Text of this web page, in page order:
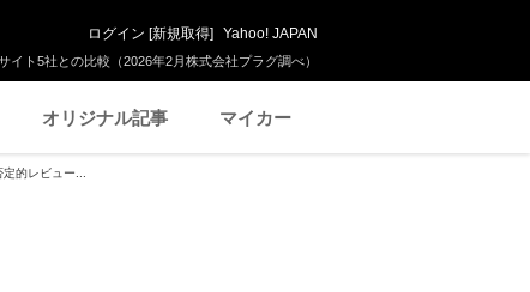
ト5社との比較（2026年2月株式会社プラグ調べ）
ログイン [新規取得] Yahoo! JAPAN
オリジナル記事 マイカー
的レビュー...